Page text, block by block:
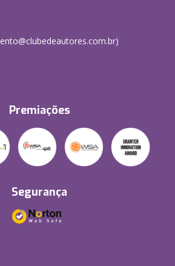
Premiações
Segurança